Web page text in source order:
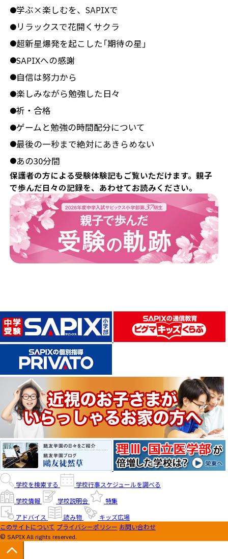
●学ぶ×楽しむを、SAPIXで
●リラックスで花開くサクラ
●超新星爆発を起こした「期待の星」
●SAPIXへの感謝
●自信は努力から
●楽しみながら勉強した日々
●祈・合格
●ゲームと勉強の時間配分について
●最後の一秒まで絶対にあきらめない
●あの30分間
保護者の方による受験体験記もご覧いただけます。親子
で歩んだ日々の記録を、あわせてお読みください。
学校を検索する
学校行事スケジュールを調べる
学校情報
学校説明会
特集
アドバイス
読み物
キッズ広場
このサイトについて プライバシーポリシー お問い合わせ
© SAPIX All rights reserved.